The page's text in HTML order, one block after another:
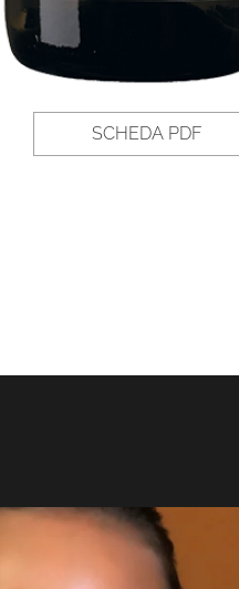
SCHEDA PDF